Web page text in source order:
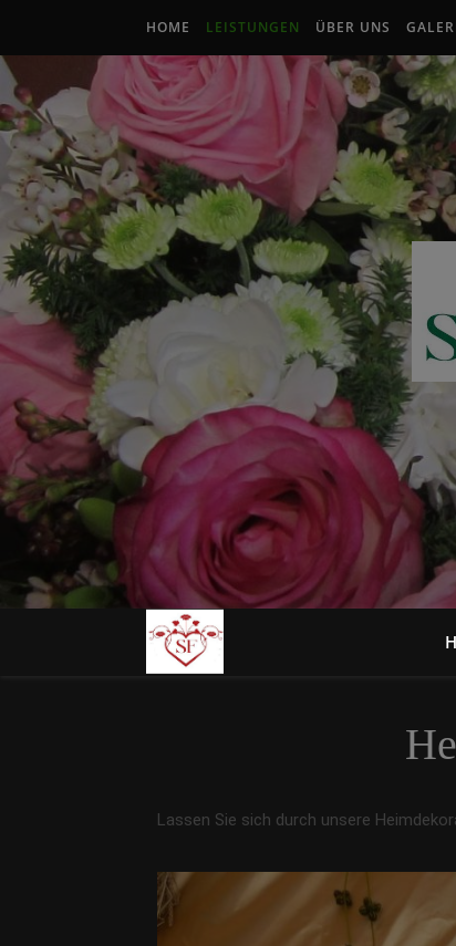
HOME LEISTUNGEN ÜBER UNS
Lassen Sie sich durch unsere